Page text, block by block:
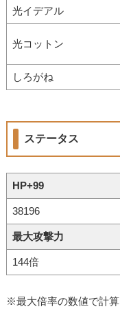
光イデアル
光コットン
しろがね
ステータス
HP+99
38196
最大攻撃力
144倍
※最大倍率の数値で計算